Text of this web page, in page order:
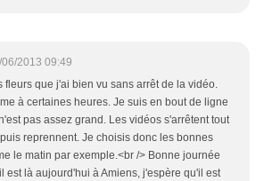
2013 09:49
fleurs que j'ai bien vu sans arrêt de la vidéo.
à certaines heures. Je suis en bout de ligne
pas assez grand. Les vidéos s'arrêtent tout
puis reprennent. Je choisis donc les bonnes
le matin par exemple.<br /> Bonne journée
est là aujourd'hui à Amiens, j'espère qu'il est